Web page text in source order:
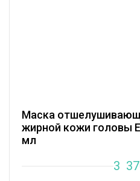
Маска
жирной кожи головы
мл
3